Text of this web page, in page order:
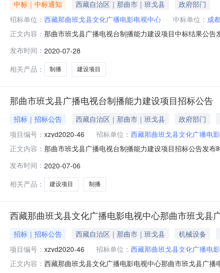
中标｜中标通知 西藏自治区｜那曲市｜班戈县
政府部门
招标单位： 西藏那曲班戈县文化广播电影电视中心 中标单位： 成
正文内容： 那曲市班戈县广播电视台制播能力建设项目中标结果公
中标结果公告项目编号：xzyd2020-46二
发布时间： 2020-07-28
相关产品：
制播 建设项目
那曲市班戈县广播电视台制播能力建设项目招标公告
招标｜招标公告 西藏自治区｜那曲市｜班戈县
政府部门
项目编号： xzyd2020-46 招标单位： 西藏那曲班戈县文化广播电
正文内容： 那曲市班戈县广播电视台制播能力建设项目招标公告发
楼3-1室获取招标文件，并于2020年7月27日下午16点00
发布时间： 2020-07-06
相关产品：
建设项目 制播
西藏那曲班戈县文化广播电影电视中心那曲市班戈
招标｜招标公告 西藏自治区｜那曲市｜班戈县
机械设备
项目编号： xzyd2020-46 招标单位： 西藏那曲班戈县文化广播电
正文内容： 西藏那曲班戈县文化广播电影电视中心那曲市班戈县广